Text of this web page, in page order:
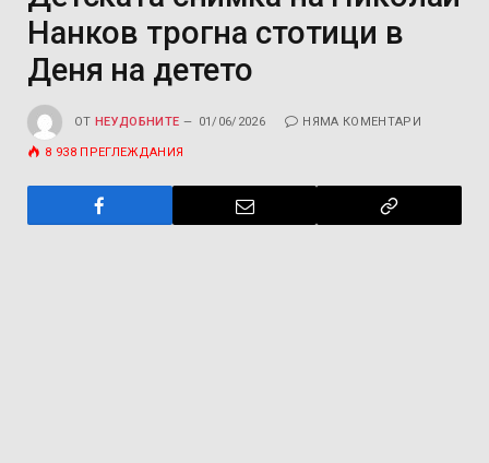
Нанков трогна стотици в
Деня на детето
ОТ НЕУДОБНИТЕ 01/06/2026 НЯМА КОМЕНТАРИ
8 938 ПРЕГЛЕЖДАНИЯ